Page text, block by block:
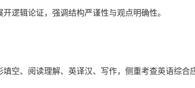
逻辑论证，强调结构严谨性与观点明确性。
空、阅读理解、英译汉、写作，侧重考查英语综合